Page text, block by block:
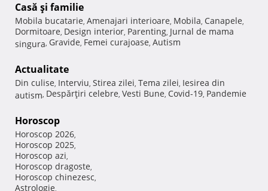
Casă şi familie
Mobila bucatarie, Amenajari interioare, Mobila, Canapele,
Dormitoare, Design interior, Parenting, Jurnal de mama
singura, Gravide, Femei curajoase, Autism
Actualitate
Din culise, Interviu, Stirea zilei, Tema zilei, Iesirea din
autism, Despărţiri celebre, Vesti Bune, Covid-19, Pandemie
Horoscop
Horoscop 2026,
Horoscop 2025,
Horoscop azi,
Horoscop dragoste,
Horoscop chinezesc,
Astrologie,